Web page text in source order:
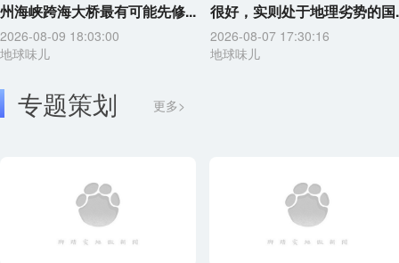
州海峡跨海大桥最有可能先修...
2026-08-09 18:03:00
地球味儿
很好，实则处于地理劣势的国
2026-08-07 17:30:16
地球味儿
专题策划 更多>